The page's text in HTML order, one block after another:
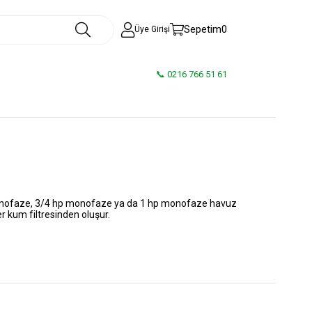
Üye Girişi Sepetim0
📞 0216 766 51 61
3/4 hp monofaze ya da 1 hp monofaze havuz
kum filtresinden oluşur.